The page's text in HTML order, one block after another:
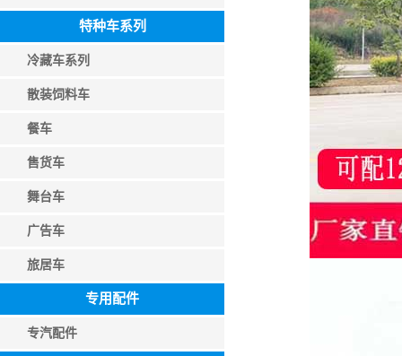
特种车系列
冷藏车系列
散装饲料车
餐车
售货车
舞台车
广告车
旅居车
专用配件
专汽配件